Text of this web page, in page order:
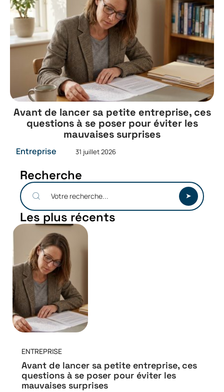
Avant de lancer sa petite entreprise, ces
questions à se poser pour éviter les
mauvaises surprises
Entreprise 31 juillet 2026
Recherche
Les plus récents
ENTREPRISE
Avant de lancer sa petite entreprise, ces
questions à se poser pour éviter les
mauvaises surprises